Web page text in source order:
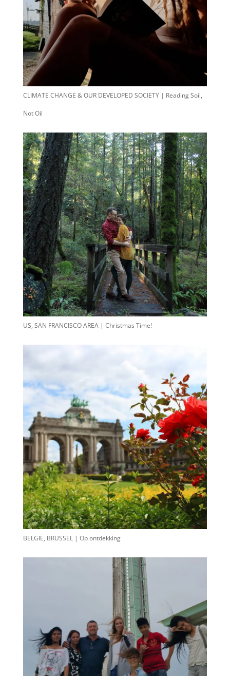
CLIMATE CHANGE & OUR DEVELOPED SOCIETY | Reading Soil,
Not Oil
US, SAN FRANCISCO AREA | Christmas Time!
BELGIË, BRUSSEL | Op ontdekking